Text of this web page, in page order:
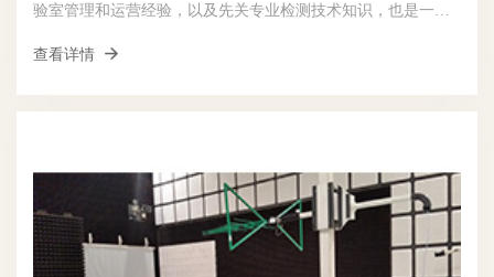
验室管理和运营经验，以及先关专业检测技术知识，也是一般
查看详情